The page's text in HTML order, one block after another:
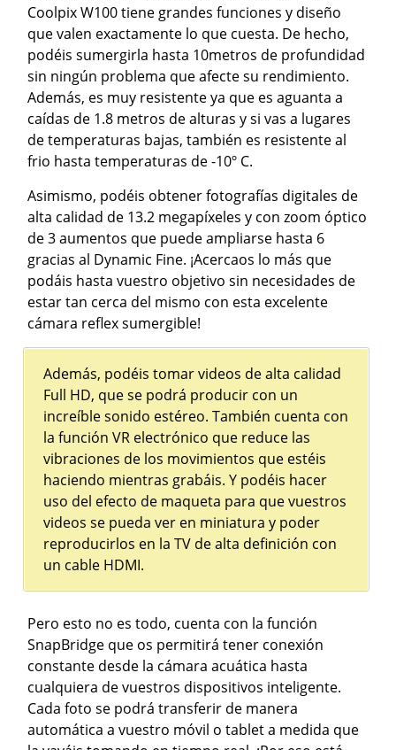
Coolpix W100 tiene grandes funciones y diseño
que valen exactamente lo que cuesta. De hecho,
podéis sumergirla hasta 10metros de profundidad
sin ningún problema que afecte su rendimiento.
Además, es muy resistente ya que es aguanta a
caídas de 1.8 metros de alturas y si vas a lugares
de temperaturas bajas, también es resistente al
frio hasta temperaturas de -10º C.
Asimismo, podéis obtener fotografías digitales de
alta calidad de 13.2 megapíxeles y con zoom óptico
de 3 aumentos que puede ampliarse hasta 6
gracias al Dynamic Fine. ¡Acercaos lo más que
podáis hasta vuestro objetivo sin necesidades de
estar tan cerca del mismo con esta excelente
cámara reflex sumergible!
Además, podéis tomar videos de alta calidad
Full HD, que se podrá producir con un
increíble sonido estéreo. También cuenta con
la función VR electrónico que reduce las
vibraciones de los movimientos que estéis
haciendo mientras grabáis. Y podéis hacer
uso del efecto de maqueta para que vuestros
videos se pueda ver en miniatura y poder
reproducirlos en la TV de alta definición con
un cable HDMI.
Pero esto no es todo, cuenta con la función
SnapBridge que os permitirá tener conexión
constante desde la cámara acuática hasta
cualquiera de vuestros dispositivos inteligente.
Cada foto se podrá transferir de manera
automática a vuestro móvil o tablet a medida que